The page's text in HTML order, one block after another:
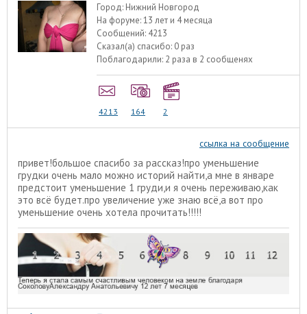
Город: Нижний Новгород
На форуме:13 лет и 4 месяца
Сообщений: 4213
Сказал(а) спасибо: 0 раз
Поблагодарили: 2 раза в 2 сообщенях
4213 164 2
ссылка на сообщение
привет!большое спасибо за рассказ!про уменьшение
грудки очень мало можно историй найти,а мне в январе
предстоит уменьшение 1 груди,и я очень переживаю,как
это всё будет.про увеличение уже знаю всё,а вот про
уменьшение очень хотела прочитать!!!!!